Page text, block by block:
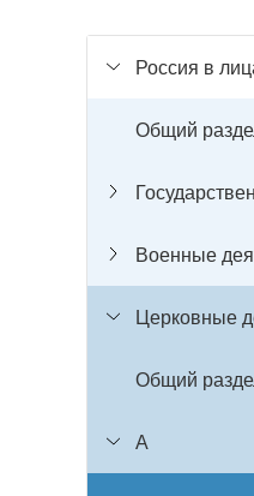
Россия в
Общий
Военные
Церковные
Общий
А